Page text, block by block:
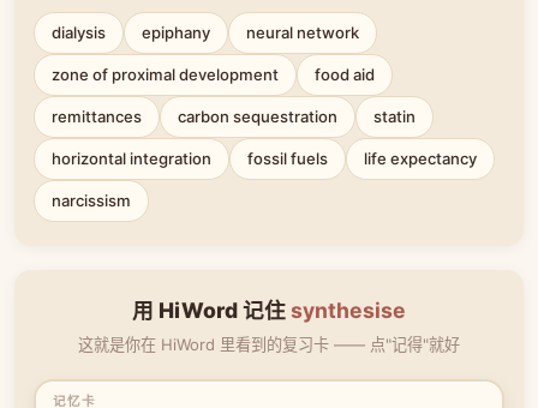
dialysis epiphany neural network
zone of proximal development food aid
remittances carbon sequestration statin
horizontal integration fossil fuels life expectancy
narcissism
用 HiWord 记住synthesise
这就是你在 HiWord 里看到的复习卡 —— 点"记得"就好